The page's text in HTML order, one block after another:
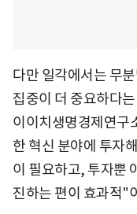
다만 일각에서는 무
집중이 더 중요하다
이이치생명경제연구
한 혁신 분야에 투자
이 필요하고, 투자뿐
진하는 편이 효과적"